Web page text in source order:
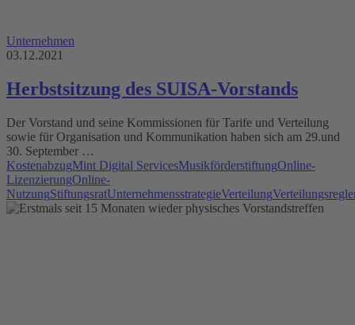
Unternehmen
03.12.2021
Herbstsitzung des SUISA-Vorstands
Der Vorstand und seine Kommissionen für Tarife und Verteilung
sowie für Organisation und Kommunikation haben sich am 29.und
30. September …
KostenabzugMint Digital ServicesMusikförderstiftungOnline-
LizenzierungOnline-
NutzungStiftungsratUnternehmensstrategieVerteilung